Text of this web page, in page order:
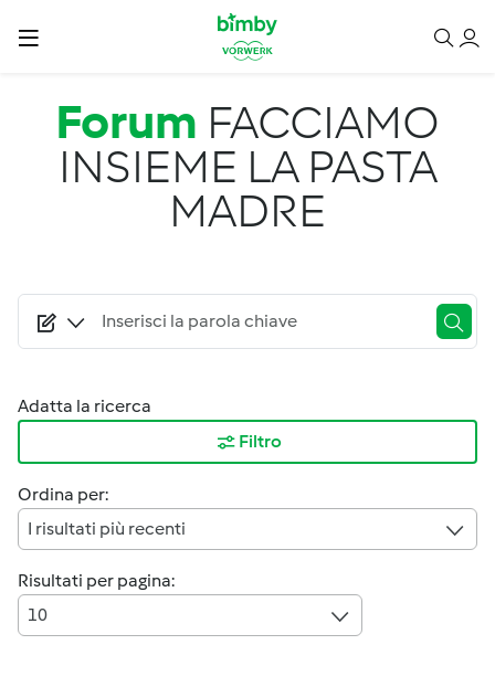
Salta al contenuto principale
Forum FACCIAMO
INSIEME LA PASTA
MADRE
Adatta la ricerca
Filtro
Ordina per:
I risultati più recenti
Risultati per pagina:
10